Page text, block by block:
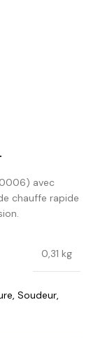
avec
chauffe rapide
0,31 kg
, Soudeur,